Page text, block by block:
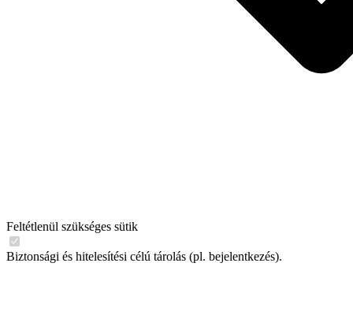
Feltétlenül szükséges sütik
Biztonsági és hitelesítési célú tárolás (pl. bejelentkezés).